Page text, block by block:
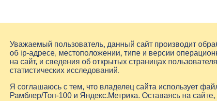
Уважаемый пользователь, данный сайт производит
об ip-адресе, местоположении, типе и версии
на сайт, и сведения об открытых страницах
статистических исследований.
Я соглашаюсь с тем, что владелец сайта использует
Рамблер/Топ-100 и Яндекс.Метрика. Оставаясь на